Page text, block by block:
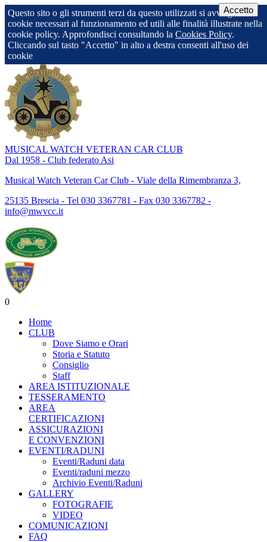
Questo sito o gli strumenti terzi da questo utilizzati si avvalgono di
cookie necessari al funzionamento ed utili alle finalità illustrate nella
cookie policy. Approfondisci consultando la Cookies Policy.
Cliccando sul tasto "Accetto" in alto a destra consenti all'uso dei
cookie
Accetto
MUSICAL WATCH VETERAN CAR CLUB
Dal 1958 - Club federato Asi
Musical Watch Veteran Car Club - Viale della Rimembranza 3,
25135 Brescia - Tel 030 3367781 - Fax 030 3367782 -
info@mwvcc.it
0
Home
CLUB
Dove Siamo e Orari
Storia e Statuto
Consiglio
Staff
AREA ISTITUZIONALE
TESSERAMENTO
AREA
CERTIFICAZIONI
ASSICURAZIONI
E CONVENZIONI
EVENTI/RADUNI
Eventi/Raduni data
Eventi/raduni mezzo
Archivio Eventi/Raduni
GALLERY
FOTOGRAFIE
VIDEO
COMUNICAZIONI
FAQ